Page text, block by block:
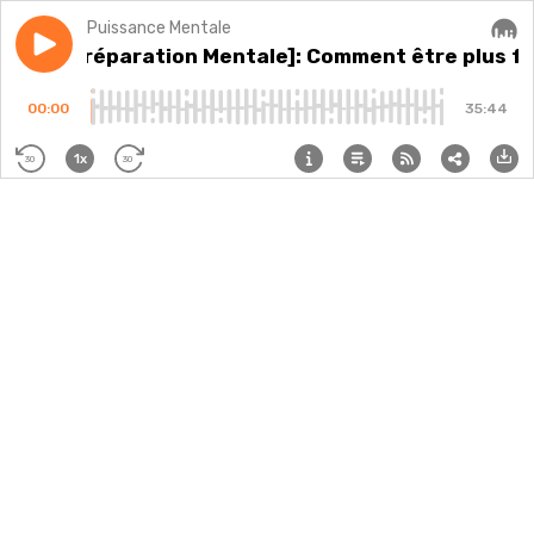
Play episode#128 : [Préparation Mentale]: Comment être plus
Puissance Mentale
: [Préparation Mentale]: Comment être plus
00:00 35:44
30 1x 30